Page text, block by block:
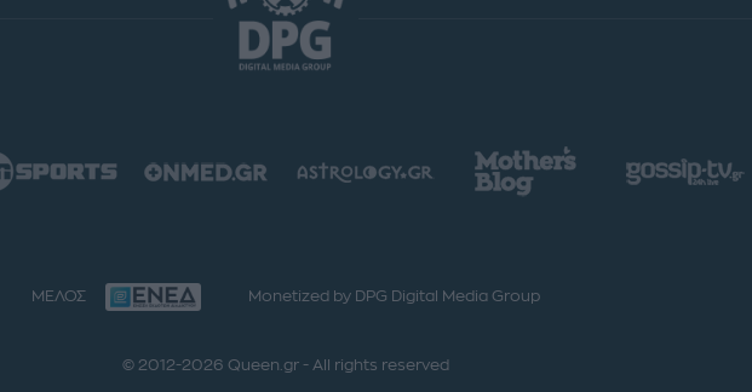
ΜΕΛΟΣ Monetized by DPG Digital Media Group
© 2012-2026 Queen.gr - All rights reserved